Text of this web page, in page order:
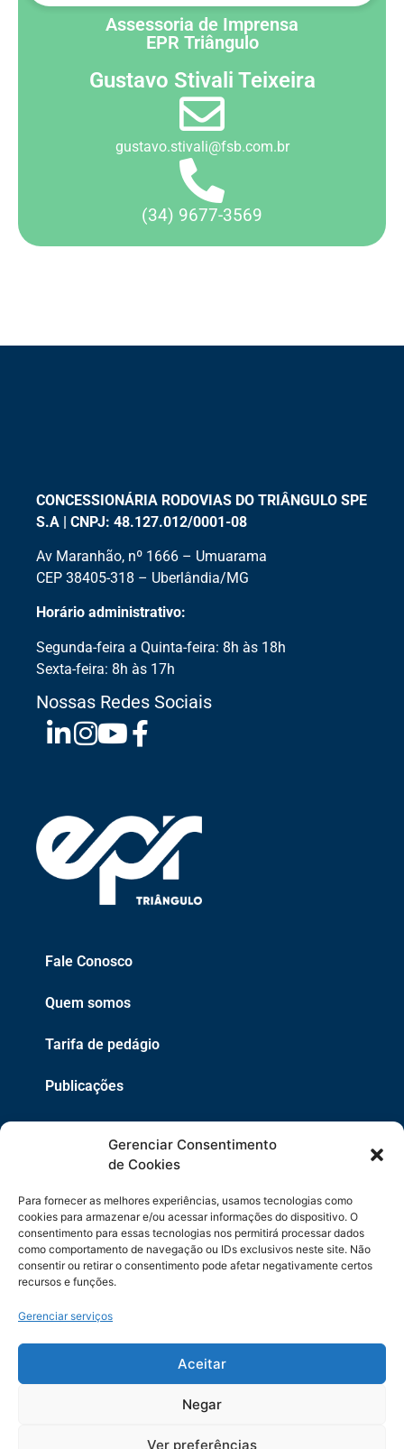
Gerenciar Consentimento
de Cookies
Para fornecer as melhores experiências, usamos tecnologias como
cookies para armazenar e/ou acessar informações do dispositivo. O
consentimento para essas tecnologias nos permitirá processar dados
como comportamento de navegação ou IDs exclusivos neste site. Não
consentir ou retirar o consentimento pode afetar negativamente certos
recursos e funções.
Gerenciar serviços
Aceitar
Negar
Ver preferências
Assessoria de Imprensa
EPR Triângulo
Gustavo Stivali Teixeira
gustavo.stivali@fsb.com.br
(34) 9677-3569
CONCESSIONÁRIA RODOVIAS DO TRIÂNGULO SPE
S.A | CNPJ: 48.127.012/0001-08
Av Maranhão, nº 1666 – Umuarama
CEP 38405-318 – Uberlândia/MG
Horário administrativo:
Segunda-feira a Quinta-feira: 8h às 18h
Sexta-feira: 8h às 17h
Nossas Redes Sociais
Fale Conosco
Quem somos
Tarifa de pedágio
Publicações
EPR
Copyright 2021 © 2026 Grupo EPR - Todos Os Direitos
Código de Defesa do Consumidor
Política de Cookies